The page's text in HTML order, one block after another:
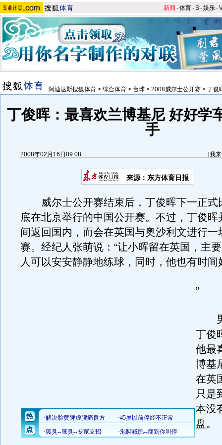
新闻 -体育-S-娱乐-
阿迪达斯搜狐体育 > 综合体育 > 台球 > 2008威尔士公开赛 > 丁俊
丁俊晖：最喜欢兰博基尼 好好学
手
2008年02月16日09:08 [我
来源：东方体育日报
威尔士公开赛结束后，丁俊晖下一正式
底在北京举行的中国公开赛。不过，丁俊晖
间返回国内，而会在英国与奥沙利文进行一
赛。经纪人张萌说：“让小晖留在英国，主
人可以安安静静地练球，同时，他也有时间
”
男
丁俊
他最
博基
在英
只是
本没
盘。